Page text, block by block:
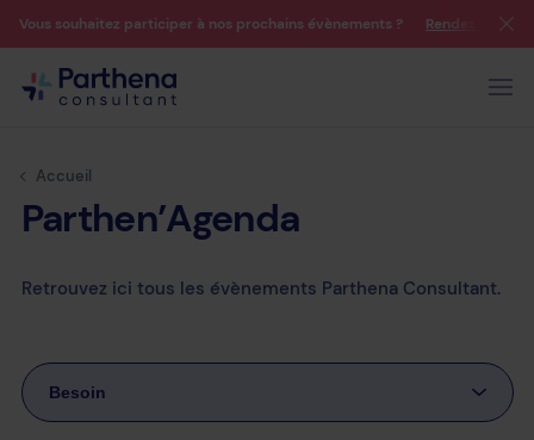
Vous souhaitez participer à nos prochains évènements ? Rendez-vous
Accueil
Parthen’Agenda
Retrouvez ici tous les évènements Parthena Consultant.
Besoin